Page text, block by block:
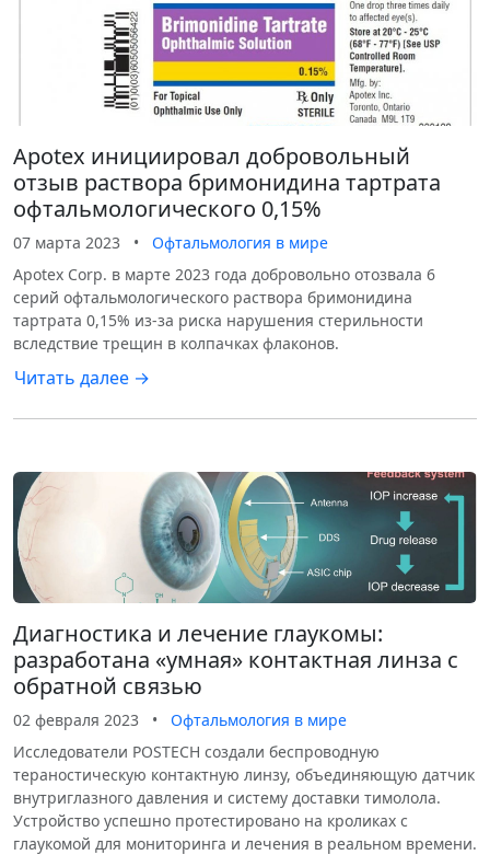
Apotex инициировал добровольный
отзыв раствора бримонидина тартрата
офтальмологического 0,15%
07 марта 2023 •
Офтальмология в мире
Apotex Corp. в марте 2023 года добровольно отозвала 6
серий офтальмологического раствора бримонидина
тартрата 0,15% из-за риска нарушения стерильности
вследствие трещин в колпачках флаконов.
Читать далее →
Диагностика и лечение глаукомы:
разработана «умная» контактная линза с
обратной связью
02 февраля 2023 •
Офтальмология в мире
Исследователи POSTECH создали беспроводную
тераностическую контактную линзу, объединяющую датчик
внутриглазного давления и систему доставки тимолола.
Устройство успешно протестировано на кроликах с
глаукомой для мониторинга и лечения в реальном времени.